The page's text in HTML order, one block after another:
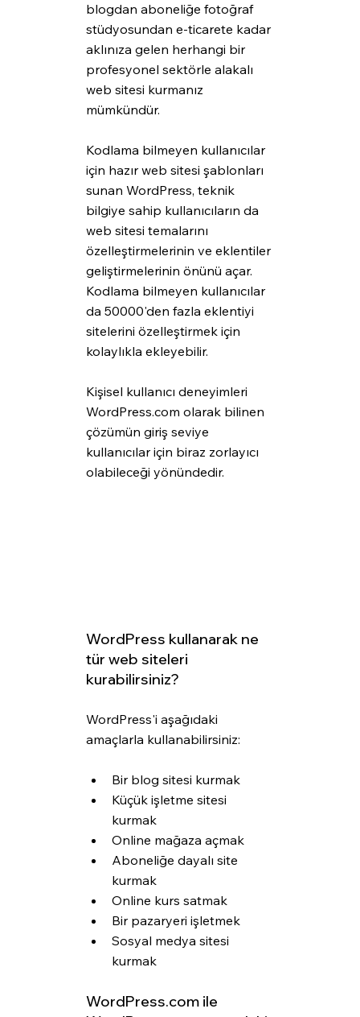
blogdan aboneliğe fotoğraf
stüdyosundan e-ticarete kadar
aklınıza gelen herhangi bir
profesyonel sektörle alakalı
web sitesi kurmanız
mümkündür.
Kodlama bilmeyen kullanıcılar
için hazır web sitesi şablonları
sunan WordPress, teknik
bilgiye sahip kullanıcıların da
web sitesi temalarını
özelleştirmelerinin ve eklentiler
geliştirmelerinin önünü açar.
Kodlama bilmeyen kullanıcılar
da 50000'den fazla eklentiyi
sitelerini özelleştirmek için
kolaylıkla ekleyebilir.
Kişisel kullanıcı deneyimleri
WordPress.com olarak bilinen
çözümün giriş seviye
kullanıcılar için biraz zorlayıcı
olabileceği yönündedir.
WordPress kullanarak ne
tür web siteleri
kurabilirsiniz?
WordPress'i aşağıdaki
amaçlarla kullanabilirsiniz:
Bir blog sitesi kurmak
Küçük işletme sitesi
kurmak
Online mağaza açmak
Aboneliğe dayalı site
kurmak
Online kurs satmak
Bir pazaryeri işletmek
Sosyal medya sitesi
kurmak
WordPress.com ile